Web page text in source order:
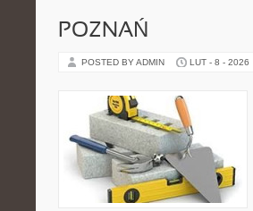
POZNAŃ
POSTED BY ADMIN LUT - 8 - 2026